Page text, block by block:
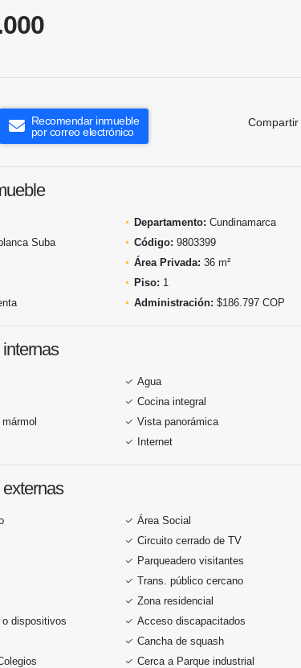
Recomendar inmueble
por correo electrónico
Compartir
Departamento: Cundinamarca
Suba Código: 9803399
Área Privada: 36 m²
Piso: 1
Administración: $186.797 COP
Agua
Cocina integral
Vista panorámica
Internet
Área Social
Circuito cerrado de TV
Parqueadero visitantes
Trans. público cercano
Zona residencial
dispositivos
Acceso discapacitados
Cancha de squash
Cerca a Parque industrial